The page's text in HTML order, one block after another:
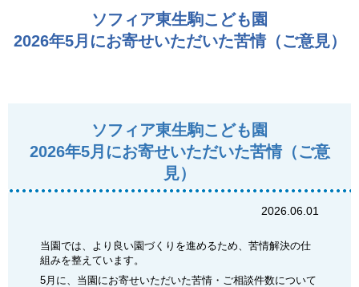
ソフィア東生駒こども園
2026年5月にお寄せいただいた苦情（ご意見）
ソフィア東生駒こども園
2026年5月にお寄せいただいた苦情（ご意
見）
2026.06.01
当園では、より良い園づくりを進めるため、苦情解決の仕
組みを整えています。
5月に、当園にお寄せいただいた苦情・ご相談件数について